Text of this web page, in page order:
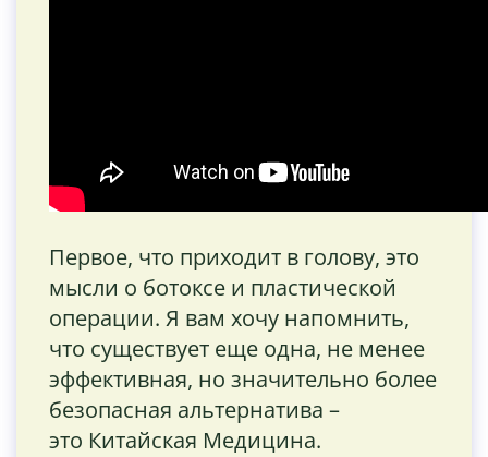
Первое, что приходит в голову, это
мысли о ботоксе и пластической
операции. Я вам хочу напомнить,
что существует еще одна, не менее
эффективная, но значительно более
безопасная альтернатива –
это Китайская Медицина.